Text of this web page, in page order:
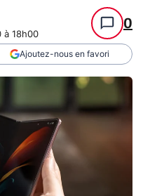
à 18h00
0
Ajoutez-nous en favori